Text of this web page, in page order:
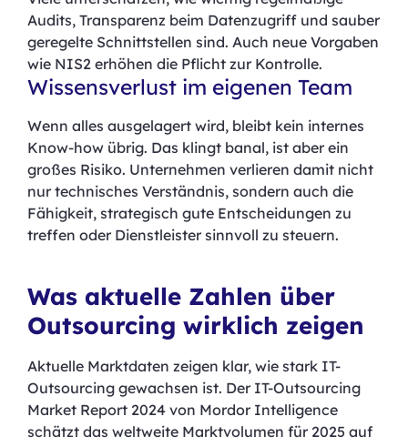
Audits, Transparenz beim Datenzugriff und sauber
geregelte Schnittstellen sind. Auch neue Vorgaben
wie NIS2 erhöhen die Pflicht zur Kontrolle.
Wissensverlust im eigenen Team
Wenn alles ausgelagert wird, bleibt kein internes
Know-how übrig. Das klingt banal, ist aber ein
großes Risiko. Unternehmen verlieren damit nicht
nur technisches Verständnis, sondern auch die
Fähigkeit, strategisch gute Entscheidungen zu
treffen oder Dienstleister sinnvoll zu steuern.
Was aktuelle Zahlen über
Outsourcing wirklich zeigen
Aktuelle Marktdaten zeigen klar, wie stark IT-
Outsourcing gewachsen ist. Der IT-Outsourcing
Market Report 2024 von Mordor Intelligence
schätzt das weltweite Marktvolumen für 2025 auf